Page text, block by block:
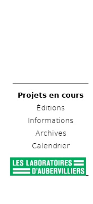
Projets en cours
Éditions
Informations
Archives
Calendrier